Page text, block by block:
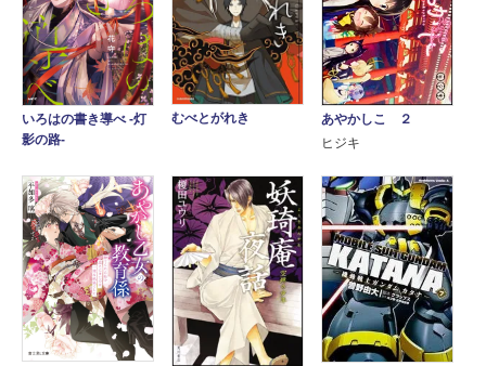
いろはの書き導べ -灯
影の路-
むべとがれき
あやかしこ ２
ヒジキ